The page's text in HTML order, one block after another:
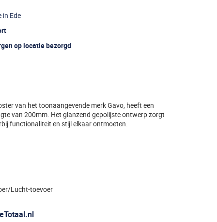
in Ede
op locatie bezorgd
van het toonaangevende merk Gavo, heeft een
van 200mm. Het glanzend gepolijste ontwerp zorgt
functionaliteit en stijl elkaar ontmoeten.
Lucht-toevoer